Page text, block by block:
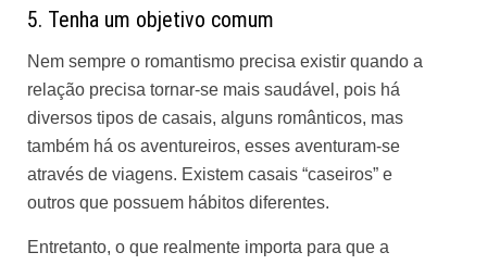
5. Tenha um objetivo comum
Nem sempre o romantismo precisa existir quando a
relação precisa tornar-se mais saudável, pois há
diversos tipos de casais, alguns românticos, mas
também há os aventureiros, esses aventuram-se
através de viagens. Existem casais “caseiros” e
outros que possuem hábitos diferentes.
Entretanto, o que realmente importa para que a